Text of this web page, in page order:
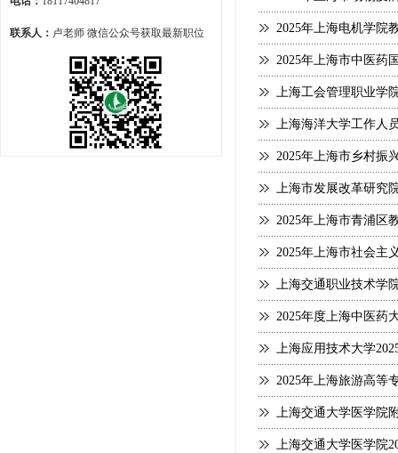
联系人： 卢老师 微信公众号获取最新职位 2025年上海电机学院
2025年上海市中医药
上海工会管理职业学
上海海洋大学工作人
2025年上海市乡村振
上海市发展改革研究
2025年上海市青浦区
2025年上海市社会主
上海交通职业技术学
2025年度上海中医药
上海应用技术大学
2025年上海旅游高等
上海交通大学医学院
上海交通大学医学院